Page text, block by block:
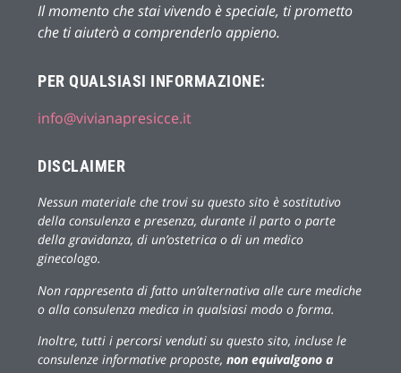
Il momento che stai vivendo è speciale, ti prometto
che ti aiuterò a comprenderlo appieno.
PER QUALSIASI INFORMAZIONE:
info@vivianapresicce.it
DISCLAIMER
Nessun materiale che trovi su questo sito è sostitutivo
della consulenza e presenza, durante il parto o parte
della gravidanza, di un’ostetrica o di un medico
ginecologo.
Non rappresenta di fatto un’alternativa alle cure mediche
o alla consulenza medica in qualsiasi modo o forma.
Inoltre, tutti i percorsi venduti su questo sito, incluse le
consulenze informative proposte, non equivalgono a